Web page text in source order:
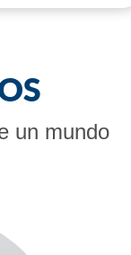
un mundo